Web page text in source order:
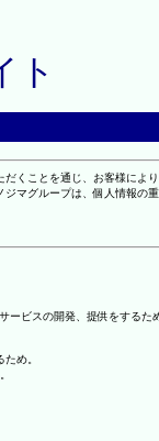
ト
くことを通じ、お客様に
グループは、個人情報の
ビスの開発、提供をする
め。